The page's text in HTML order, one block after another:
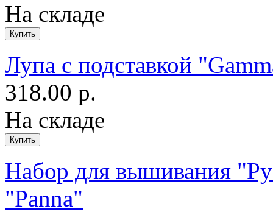
На складе
Лупа с подставкой
318.00 р.
На складе
Набор для вышивания
"Panna"